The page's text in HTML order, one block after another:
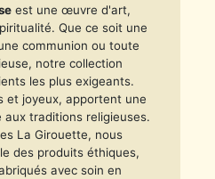
est une œuvre d'art,
Que ce soit une
communion ou toute
notre collection
les plus exigeants.
et joyeux, apportent une
traditions religieuses.
La Girouette, nous
des produits éthiques,
avec soin en